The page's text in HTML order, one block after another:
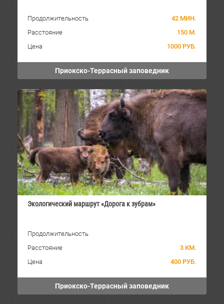
Продолжительность
42 МИН.
Расстояние
150 М.
Цена
1000 РУБ.
Приокско-Террасный заповедник
Экологический маршрут «Дорога к зубрам»
Продолжительность
Расстояние
3 КМ.
Цена
400 РУБ.
Приокско-Террасный заповедник